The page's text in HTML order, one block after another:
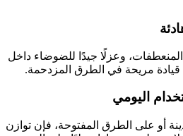
المنعطفات، وعزلًا جيدًا للضوضاء داخل
قيادة مريحة في الطرق المزدحمة.
اليومي
أو على الطرق المفتوحة، فإن توازن